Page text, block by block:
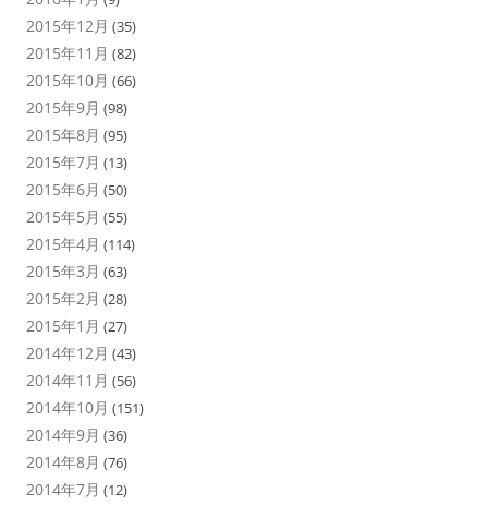
2015年12月 (35)
2015年11月 (82)
2015年10月 (66)
2015年9月 (98)
2015年8月 (95)
2015年7月 (13)
2015年6月 (50)
2015年5月 (55)
2015年4月 (114)
2015年3月 (63)
2015年2月 (28)
2015年1月 (27)
2014年12月 (43)
2014年11月 (56)
2014年10月 (151)
2014年9月 (36)
2014年8月 (76)
2014年7月 (12)